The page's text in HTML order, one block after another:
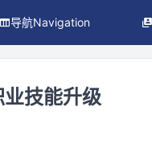
导航Navigation
技能升级